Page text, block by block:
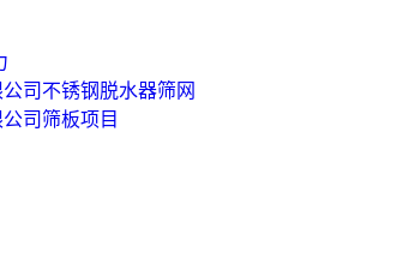
司不锈钢脱水器筛网
司筛板项目